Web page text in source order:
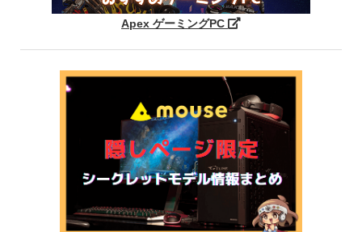
Apex ゲーミングPC